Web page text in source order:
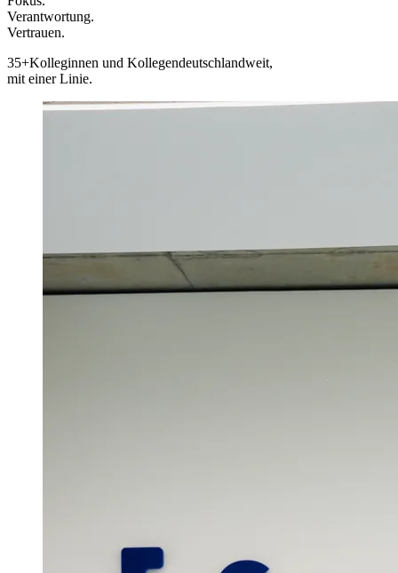
Verantwortung.
Vertrauen.
35+Kolleginnen und Kollegendeutschlandweit,
mit einer Linie.